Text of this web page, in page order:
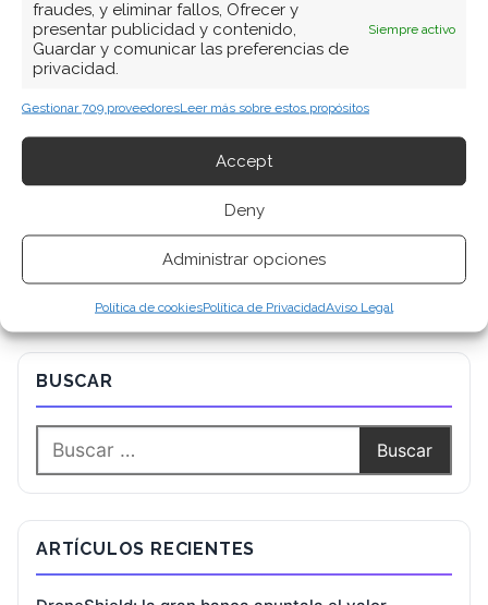
fraudes, y eliminar fallos, Ofrecer y
presentar publicidad y contenido,
Guardar y comunicar las preferencias de
privacidad.
Siempre activo
Gestionar 709 proveedoresLeer más sobre estos propósitos
Accept
Deny
Administrar opciones
Política de cookiesPolítica de PrivacidadAviso Legal
BUSCAR
ARTÍCULOS RECIENTES